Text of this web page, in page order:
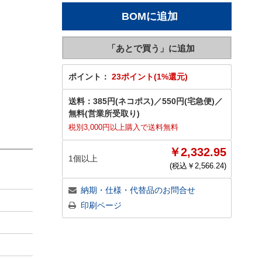
ポイント： 23ポイント(1%還元)
送料： 385円(ネコポス) ／550円(宅急便) ／
無料(営業所受取り)
税別3,000円以上購入で送料無料
1個以上 ￥2,332.95
(税込￥ 2,566.24)
納期・仕様・代替品のお問合せ
印刷ページ